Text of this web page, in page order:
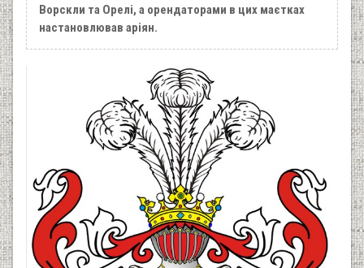
Ворскли та Орелі, а орендаторами в цих маєтках
настановлював аріян.